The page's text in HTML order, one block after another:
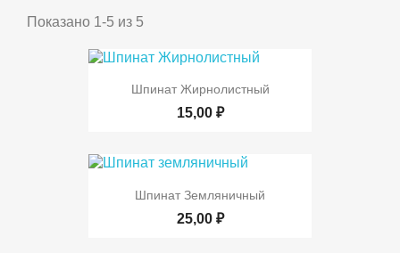
Показано 1-5 из 5
Шпинат Жирнолистный
15,00 ₽
Шпинат Земляничный
25,00 ₽